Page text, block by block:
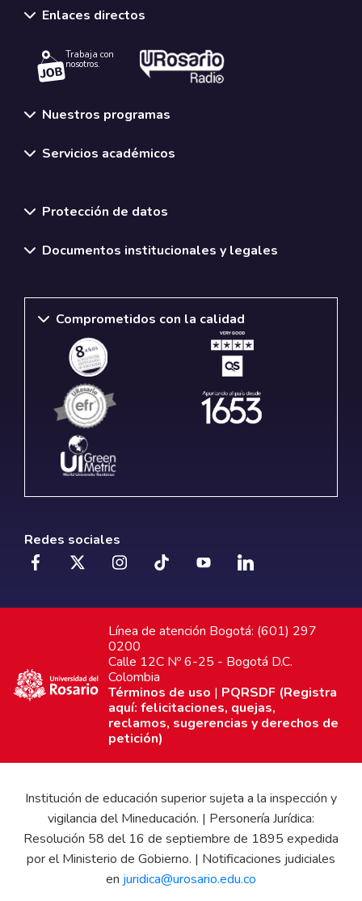
Enlaces directos
Trabaja con
nosotros.
Nuestros programas
Servicios académicos
Protección de datos
Documentos institucionales y legales
Comprometidos con la calidad
Redes sociales
Línea de atención Bogotá: (601) 297
0200
Calle 12C Nº 6-25 - Bogotá D.C.
Colombia
Términos de uso | PQRSDF (Registra
aquí: felicitaciones, quejas,
reclamos, sugerencias y derechos de
petición)
Institución de educación superior sujeta a la inspección y
vigilancia del Mineducación. | Personería Jurídica:
Resolución 58 del 16 de septiembre de 1895 expedida
por el Ministerio de Gobierno. | Notificaciones judiciales
en juridica@urosario.edu.co